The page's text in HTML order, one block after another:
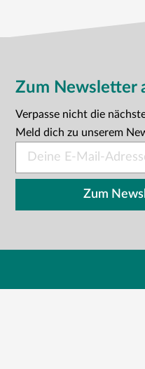
Zum Newsletter
Verpasse nicht die
Meld dich zu unserem
Mail *
Zum